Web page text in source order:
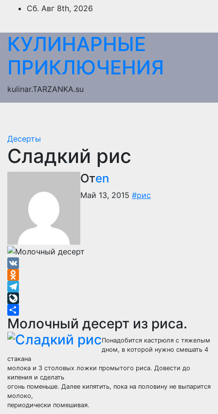
ПерейтиСб. Авг 8th, 2026
КУЛИНАРНЫЕ
ПРИКЛЮЧЕНИЯ
kulinar.TARZANKA.su
Десерты
Сладкий рис
Отen
Май 13, 2015 #рис
VK
Odnoklassniki
Telegram
LiveJournal
Отправить
Молочный десерт из риса.
Понадобится кастрюля с тяжелым
дном, в которой нужно смешать 4
стакана
молока и 3 столовых ложки промытого риса. Довести до
кипения и сделать
огонь поменьше. Далее кипятить, пока на половину не выпарится
молоко,
периодически помешивая.